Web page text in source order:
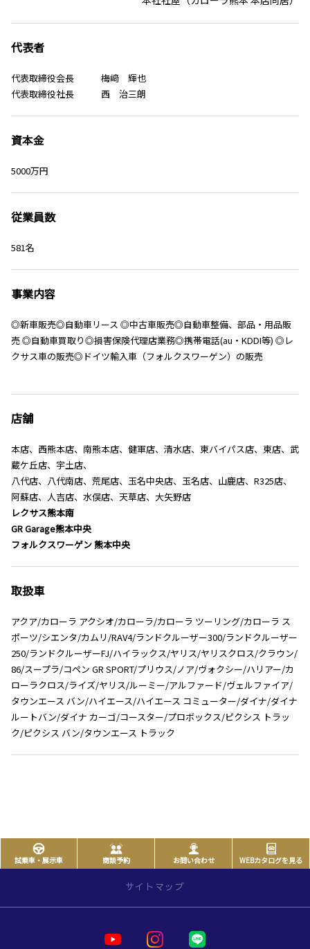
代表者
代表取締役会長 梅﨑 輝也
代表取締役社長 西 治三朗
資本金
5000万円
従業員数
581名
事業内容
◎新車販売◎自動車リース ◎中古車販売◎自動車整備、部品・用品販
売 ◎自動車買取り◎損害保険代理店業務◎携帯電話(au・KDDI等) ◎レ
クサス車の販売◎ドイツ輸入車（フォルクスワーゲン）の販売
店舗
本店、西熊本店、南熊本店、健軍店、清水店、東バイパス店、東店、武
蔵ケ丘店、宇土店、
八代店、八代南店、荒尾店、玉名中央店、玉名店、山鹿店、R325店、
阿蘇店、人吉店、水俣店、天草店、大矢野店
レクサス熊本南
GR Garage熊本中央
フォルクスワーゲン 熊本中央
取扱車
アクア/カローラ アクシオ/カローラ/カローラ ツーリング/カローラ ス
ポーツ/シエンタ/カムリ/RAV4/ランドクルーザー300/ランドクルーザー
250/ランドクルーザーFJ/ハイラックス/ヤリス/ヤリスクロス/クラウン/
86/スープラ/コペン GR SPORT/プリウス/ノア/ヴォクシー/ハリアー/カ
ローラクロス/ライズ/ヤリス/ルーミー/アルファード/ヴェルファイア/
タウンエース バン/ハイエース/ハイエース コミューター/ダイナ/ダイナ
ルートバン/ダイナ カーゴ/コースター/プロボックス/ピクシス トラッ
ク/ピクシス バン/タウンエース トラック
試乗車・展示車 商談予約 お問い合わせ WEBカタログを見る
サイトマップ